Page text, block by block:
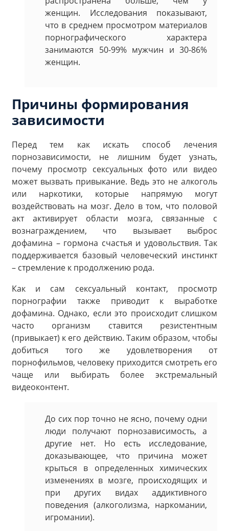
женщин. Исследования показывают,
что в среднем просмотром материалов
порнографического характера
занимаются 50-99% мужчин и 30-86%
женщин.
Причины формирования
зависимости
Перед тем как искать способ лечения
порнозависимости, не лишним будет узнать,
почему просмотр сексуальных фото или видео
может вызвать привыкание. Ведь это не алкоголь
или наркотики, которые напрямую могут
воздействовать на мозг. Дело в том, что половой
акт активирует области мозга, связанные с
вознаграждением, что вызывает выброс
дофамина – гормона счастья и удовольствия. Так
поддерживается базовый человеческий инстинкт
– стремление к продолжению рода.
Как и сам сексуальный контакт, просмотр
порнографии также приводит к выработке
дофамина. Однако, если это происходит слишком
часто организм ставится резистентным
(привыкает) к его действию. Таким образом, чтобы
добиться того же удовлетворения от
порнофильмов, человеку приходится смотреть его
чаще или выбирать более экстремальный
видеоконтент.
До сих пор точно не ясно, почему одни
люди получают порнозависимость, а
другие нет. Но есть исследование,
доказывающее, что причина может
крыться в определенных химических
изменениях в мозге, происходящих и
при других видах аддиктивного
поведения (алкоголизма, наркомании,
игромании).